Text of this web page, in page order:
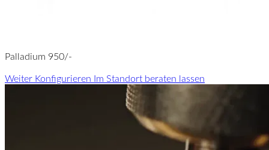
Palladium 950/-
Weiter Konfigurieren Im Standort beraten lassen